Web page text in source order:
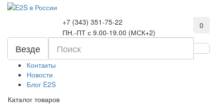
+7 (343) 351-75-22
ПН.-ПТ с 9.00-19.00 (МСК+2)
0
Везде
Контакты
Новости
Блог E2S
Каталог товаров